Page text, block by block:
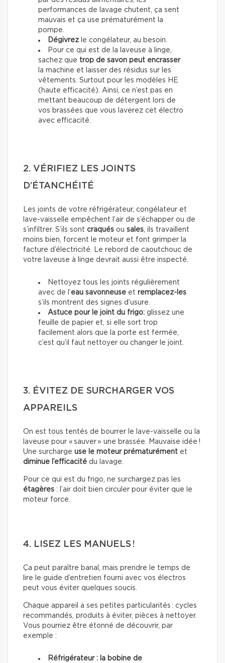
performances de lavage chutent, ça sent
mauvais et ça use prématurément la
pompe.
Dégivrez le congélateur, au besoin.
Pour ce qui est de la laveuse à linge,
sachez que trop de savon peut encrasser
la machine et laisser des résidus sur les
vêtements. Surtout pour les modèles HE
(haute efficacité). Ainsi, ce n’est pas en
mettant beaucoup de détergent lors de
vos brassées que vous laverez cet électro
avec efficacité.
2. VÉRIFIEZ LES JOINTS
D’ÉTANCHÉITÉ
Les joints de votre réfrigérateur, congélateur et
lave-vaisselle empêchent l’air de s’échapper ou de
s’infiltrer. S’ils sont craqués ou sales, ils travaillent
moins bien, forcent le moteur et font grimper la
facture d’électricité. Le rebord de caoutchouc de
votre laveuse à linge devrait aussi être inspecté.
Nettoyez tous les joints régulièrement
avec de l’eau savonneuse et remplacez-les
s’ils montrent des signes d’usure.
Astuce pour le joint du frigo: glissez une
feuille de papier et, si elle sort trop
facilement alors que la porte est fermée,
c’est qu’il faut nettoyer ou changer le joint.
3. ÉVITEZ DE SURCHARGER VOS
APPAREILS
On est tous tentés de bourrer le lave-vaisselle ou la
laveuse pour « sauver » une brassée. Mauvaise idée !
Une surcharge use le moteur prématurément et
diminue l’efficacité du lavage.
Pour ce qui est du frigo, ne surchargez pas les
étagères : l’air doit bien circuler pour éviter que le
moteur force.
4. LISEZ LES MANUELS !
Ça peut paraître banal, mais prendre le temps de
lire le guide d’entretien fourni avec vos électros
peut vous éviter quelques soucis.
Chaque appareil a ses petites particularités : cycles
recommandés, produits à éviter, pièces à nettoyer.
Vous pourriez être étonné de découvrir, par
exemple :
Réfrigérateur : la bobine de